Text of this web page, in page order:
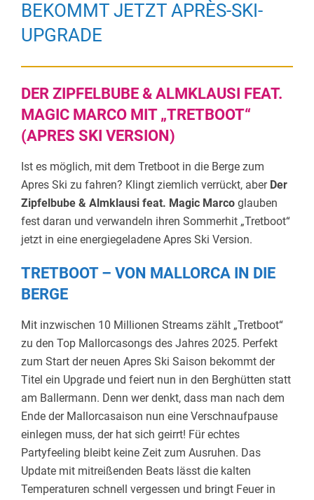
BEKOMMT JETZT APRÈS-SKI-
UPGRADE
DER ZIPFELBUBE & ALMKLAUSI FEAT.
MAGIC MARCO MIT „TRETBOOT“
(APRES SKI VERSION)
Ist es möglich, mit dem Tretboot in die Berge zum
Apres Ski zu fahren? Klingt ziemlich verrückt, aber Der
Zipfelbube & Almklausi feat. Magic Marco glauben
fest daran und verwandeln ihren Sommerhit „Tretboot“
jetzt in eine energiegeladene Apres Ski Version.
TRETBOOT – VON MALLORCA IN DIE
BERGE
Mit inzwischen 10 Millionen Streams zählt „Tretboot“
zu den Top Mallorcasongs des Jahres 2025. Perfekt
zum Start der neuen Apres Ski Saison bekommt der
Titel ein Upgrade und feiert nun in den Berghütten statt
am Ballermann. Denn wer denkt, dass man nach dem
Ende der Mallorcasaison nun eine Verschnaufpause
einlegen muss, der hat sich geirrt! Für echtes
Partyfeeling bleibt keine Zeit zum Ausruhen. Das
Update mit mitreißenden Beats lässt die kalten
Temperaturen schnell vergessen und bringt Feuer in